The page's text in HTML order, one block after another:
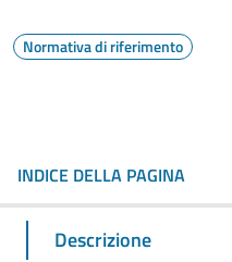
Normativa di riferimento
INDICE DELLA PAGINA
Descrizione